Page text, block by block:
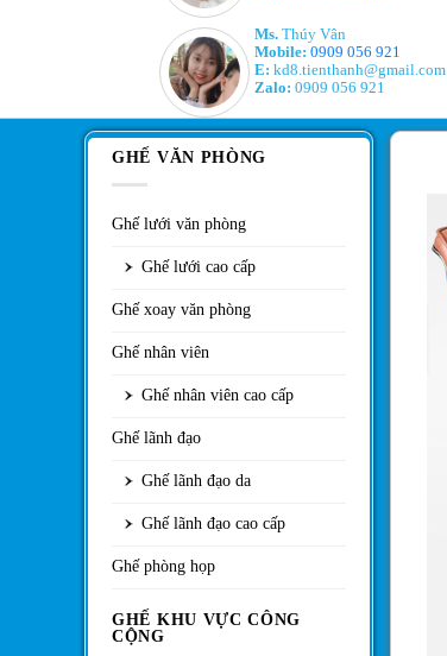
Ms. Thúy Vân
Mobile:0909 056 921
E: kd8.tienthanh@gmail.com
Zalo: 0909 056 921
GHẾ VĂN PHÒNG
Ghế lưới văn phòng
Ghế lưới cao cấp
Ghế xoay văn phòng
Ghế nhân viên
Ghế nhân viên cao cấp
Ghế lãnh đạo
Ghế lãnh đạo da
Ghế lãnh đạo cao cấp
Ghế phòng họp
GHẾ KHU VỰC CÔNG
CỘNG